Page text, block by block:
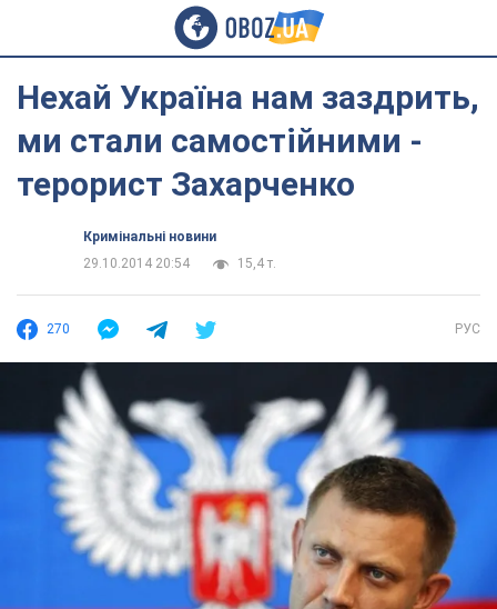
Нехай Україна нам заздрить,
ми стали самостійними -
терорист Захарченко
Кримінальні новини
29.10.2014 20:54
15,4 т.
270 РУС